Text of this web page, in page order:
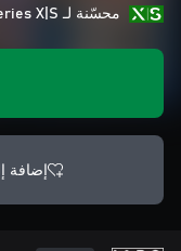
محسّنة لـ Xbox Series X|S
إضافة